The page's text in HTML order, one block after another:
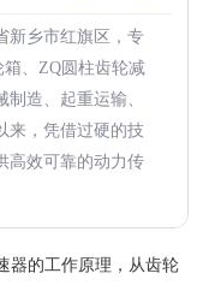
新乡市红旗区，专
、ZQ圆柱齿轮减
造、起重运输、
来，凭借过硬的技
高效可靠的动力传
器的工作原理，从齿轮